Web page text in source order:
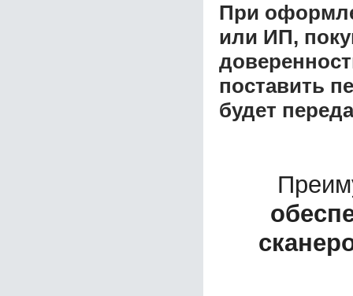
При
или ИП,
поставить
будет